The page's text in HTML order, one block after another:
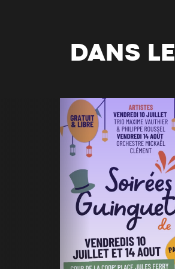
DANS LE